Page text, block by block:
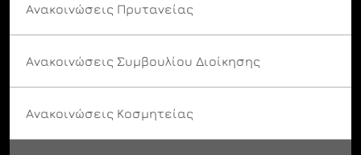
Ανακοινώσεις Πρυτανείας
Ανακοινώσεις Συμβουλίου Διοίκησης
Ανακοινώσεις Κοσμητείας